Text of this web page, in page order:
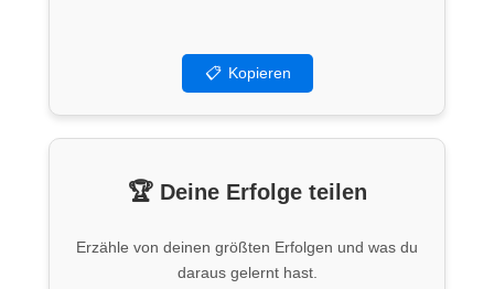
📋 Kopieren
🏆 Deine Erfolge teilen
Erzähle von deinen größten Erfolgen und was du
daraus gelernt hast.